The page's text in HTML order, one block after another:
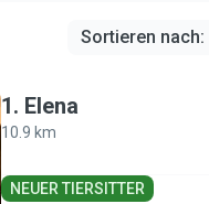
Sortieren nach:
1. Elena
10.9 km
NEUER TIERSITTER